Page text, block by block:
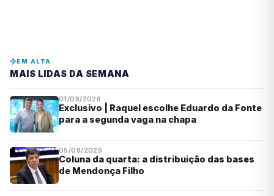
EM ALTA
MAIS LIDAS DA SEMANA
01/08/2026
Exclusivo | Raquel escolhe Eduardo da Fonte
para a segunda vaga na chapa
05/08/2026
Coluna da quarta: a distribuição das bases
de Mendonça Filho